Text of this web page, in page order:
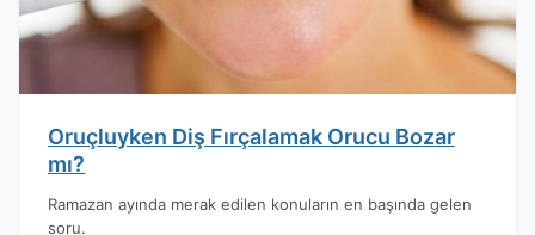
Oruçluyken Diş Fırçalamak Orucu Bozar
mı?
Ramazan ayında merak edilen konuların en başında gelen
soru.